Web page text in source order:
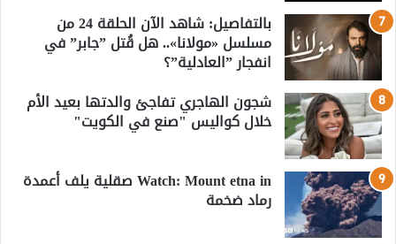
بالتفاصيل: شاهد الآن الحلقة 24 من
مسلسل «مولانا».. هل قُتل ”جابر” في
انفجار ”العادلية”؟
شجون الهاجري تفاجئ والدتها بعيد الأم
خلال كواليس "صنع في الكويت"
Watch: Mount etna in صقلية يلف أعمدة
رماد ضخمة